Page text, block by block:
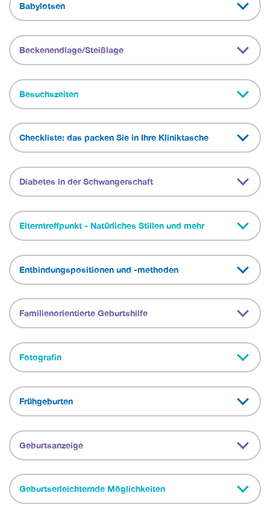
Babylotsen
Beckenendlage/Steißlage
Besuchszeiten
Checkliste: das packen Sie in Ihre Kliniktasche
Diabetes in der Schwangerschaft
Elterntreffpunkt - Natürliches Stillen und mehr
Entbindungspositionen und -methoden
Familienorientierte Geburtshilfe
Fotografin
Frühgeburten
Geburtsanzeige
Geburtserleichternde Möglichkeiten